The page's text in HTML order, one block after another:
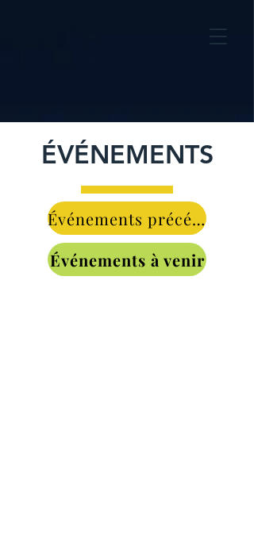
ÉVÉNEMENTS
Événements précédents
Événements à venir